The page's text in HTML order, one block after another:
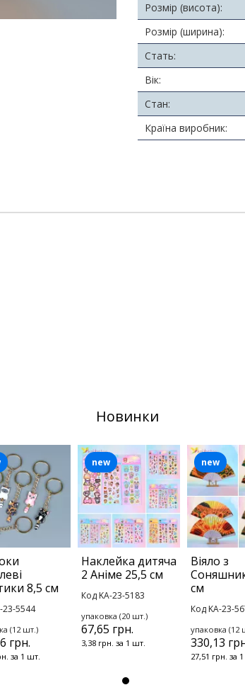
Розмір (висота):
Розмір (ширина):
Стать:
Вік:
Стан:
Країна виробник:
Новинки
8,5 см
23-5544
(12 шт.)
грн.
за 1 шт.
Наклейка дитяча
2 Аніме 25,5 см
Код KA-23-5183
упаковка (20 шт.)
67,65 грн.
3,38 грн. за 1 шт.
new
Віяло з
см
Код KA-23-
упаковка (12
330,13
27,51 грн. за
new